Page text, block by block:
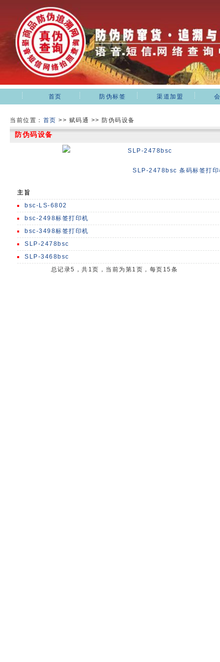
首页 防伪标签 渠道加盟
当前位置： 首页 >> 赋码通 >> 防伪码设备
防伪码设备
SLP-2478bsc
SLP-2478bsc 条码标签打
主旨
bsc-LS-6802
bsc-2498标签打印机
bsc-3498标签打印机
SLP-2478bsc
SLP-3468bsc
总记录5，共1页，当前为第1页，每页15条